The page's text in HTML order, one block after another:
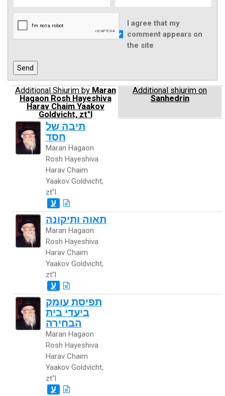
I agree that my
comment appears on
the site
Additional Shiurim by Maran
Hagaon Rosh Hayeshiva
Harav Chaim Yaakov
Goldvicht, zt"l
Additional shiurim on
Sanhedrin
תיבה של
חסד
Maran Hagaon
Rosh Hayeshiva
Harav Chaim
Yaakov Goldvicht,
zt"l
ע
תאוה ותיקונה
Maran Hagaon
Rosh Hayeshiva
Harav Chaim
Yaakov Goldvicht,
zt"l
ע
תפיסת עומק
ביעדי בית
הבחירה
Maran Hagaon
Rosh Hayeshiva
Harav Chaim
Yaakov Goldvicht,
zt"l
ע